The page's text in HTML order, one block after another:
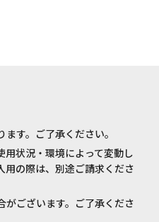
す。ご了承ください。
状況・環境によって変動し
用の際は、別途ご請求くださ
ございます。ご了承くださ